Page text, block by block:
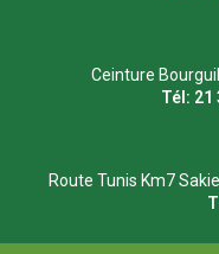
Ceinture
Tél: 21
Route Tunis Km7